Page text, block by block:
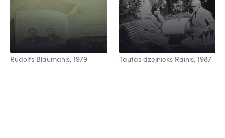
Rūdolfs Blaumanis, 1979 Tautas dzejnieks Rainis, 1987